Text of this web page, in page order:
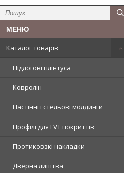
Каталог товарів
Підлогові плінтуса
Ковролін
Настінні і стельові молдинги
Профілі для LVT покриттів
Протиковзкі накладки
Дверна лиштва